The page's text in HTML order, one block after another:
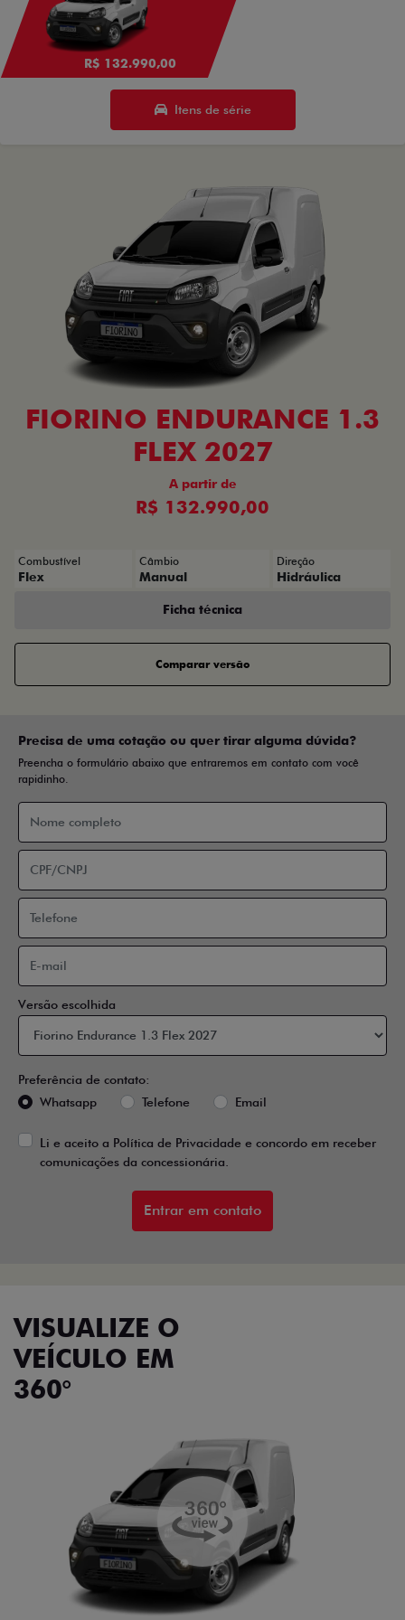
R$ 132.990,00
Itens de série
FIORINO ENDURANCE 1.3
FLEX 2027
A partir de
R$ 132.990,00
Combustível
Flex
Câmbio
Manual
Direção
Hidráulica
Ficha técnica
Comparar versão
Precisa de uma cotação ou quer tirar alguma dúvida?
Preencha o formulário abaixo que entraremos em contato com você
rapidinho.
Versão escolhida
Preferência de contato:
Whatsapp
Telefone Email
Li e aceito a Política de Privacidade e concordo em receber
comunicações da concessionária.
Entrar em contato
VISUALIZE O
VEÍCULO EM
360°